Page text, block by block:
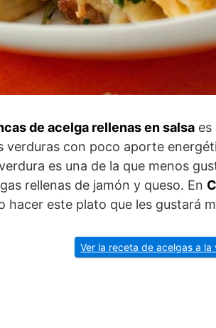
de acelga rellenas en salsa es
verduras con poco aporte
es una de la que menos
rellenas de jamón y queso. En
hacer este plato que les gustará
Ver la receta de acelgas a la